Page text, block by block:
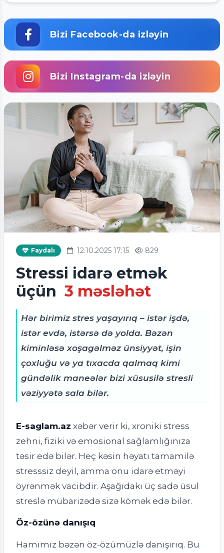
Bizi Facebook-da izləyin
Bizi Instagram-da izləyin
Faydalı 12.10.2025 17:15 829
Stressi idarə etmək
üçün 3 məsləhət
Hər birimiz stres yaşayırıq – istər işdə,
istər evdə, istərsə də yolda. Bəzən
kiminləsə xoşagəlməz ünsiyyət, işin
çoxluğu və ya tıxacda qalmaq kimi
gündəlik maneələr bizi xüsusilə stresli
vəziyyətə sala bilər.
E-saglam.az xəbər verir ki, xroniki stress
zehni, fiziki və emosional sağlamlığınıza
təsir edə bilər. Heç kəsin həyatı tamamilə
stresssiz deyil, amma onu idarə etməyi
öyrənmək vacibdir. Aşağıdakı üç sadə üsul
streslə mübarizədə sizə kömək edə bilər.
Öz-özünə danışıq
Hamımız bəzən öz-özümüzlə danışırıq. Bu